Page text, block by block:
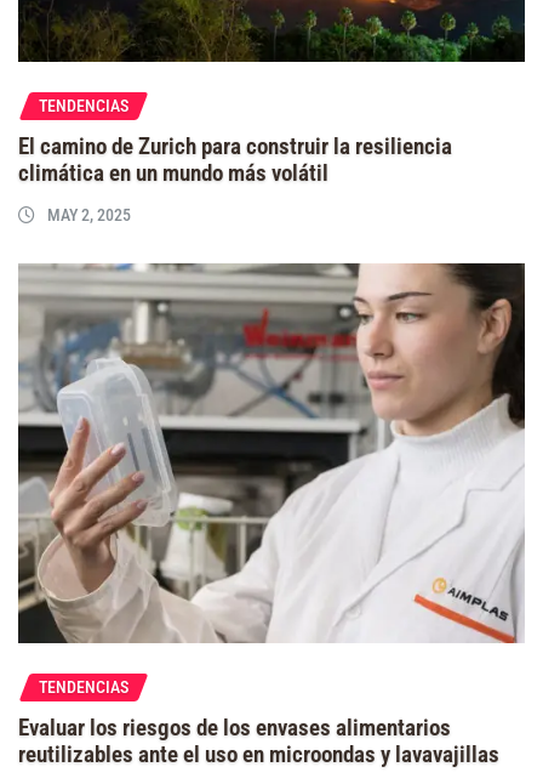
TENDENCIAS
El camino de Zurich para construir la resiliencia
climática en un mundo más volátil
MAY 2, 2025
TENDENCIAS
Evaluar los riesgos de los envases alimentarios
reutilizables ante el uso en microondas y lavavajillas